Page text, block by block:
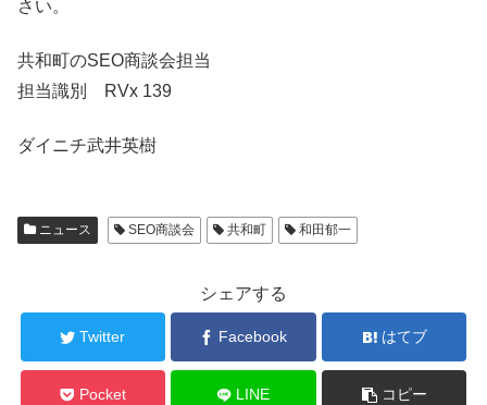
さい。
共和町のSEO商談会担当
担当識別 RVx 139
ダイニチ武井英樹
ニュース SEO商談会 共和町 和田郁一
シェアする
Twitter Facebook はてブ
Pocket LINE コピー